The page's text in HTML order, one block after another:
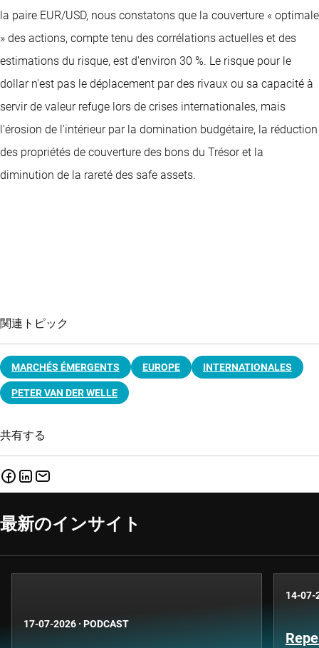
la paire EUR/USD, nous constatons que la couverture « optimale
» des actions, compte tenu des corrélations actuelles et des
estimations du risque, est d'environ 30 %. Le risque pour le
dollar n'est pas le déplacement par des rivaux ou sa capacité à
servir de valeur refuge lors de crises internationales, mais
l'érosion de l'intérieur par la domination budgétaire, la réduction
des propriétés de couverture des bons du Trésor et la
diminution de la rareté des safe assets.
関連トピック
MARCHÉS ÉMERGENTS EUROPE INTERNATIONALES
PETER VAN DER WELLE
共有する
最新のインサイト
17-07-2026 · PODCAST
14-07-